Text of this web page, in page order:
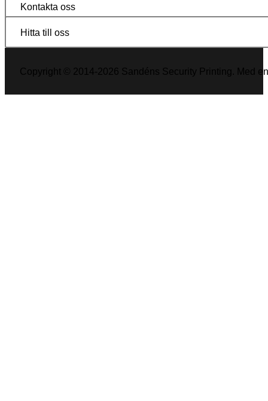
Kontakta oss
Hitta till oss
Copyright © 2014-2026 Sandéns Security Printing. Med